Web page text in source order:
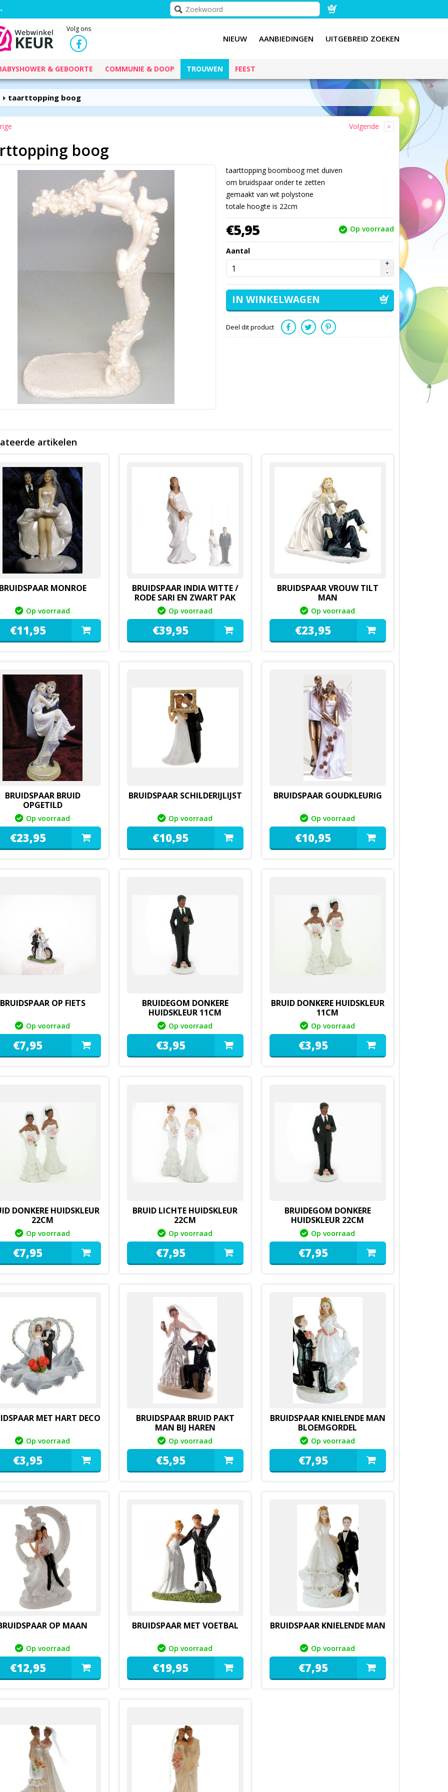
Volg ons
NIEUW AANBIEDINGEN UITGEBREID ZOEKEN
& GEBOORTE COMMUNIE & DOOP TROUWEN FEEST
taarttopping boog
Volgende
boog
taarttopping boomboog met duiven
om bruidspaar onder te zetten
gemaakt van wit polystone
totale hoogte is 22cm
€5,95 Op voorraad
Aantal
Deel dit product
artikelen
MONROE
Op voorraad
€11,95
BRUIDSPAAR INDIA WITTE /
RODE SARI EN ZWART PAK
Op voorraad
€39,95
BRUIDSPAAR VROUW TILT
MAN
Op voorraad
€23,95
BRUIDSPAAR BRUID
OPGETILD
Op voorraad
€23,95
BRUIDSPAAR SCHILDERIJLIJST
Op voorraad
€10,95
BRUIDSPAAR GOUDKLEURIG
Op voorraad
€10,95
BRUIDSPAAR OP FIETS
Op voorraad
€7,95
BRUIDEGOM DONKERE
HUIDSKLEUR 11CM
0144412B
Op voorraad
€3,95
BRUID DONKERE HUIDSKLEUR
11CM
0144413B
Op voorraad
€3,95
DONKERE HUIDSKLEUR
22CM
0144415
Op voorraad
€7,95
BRUID LICHTE HUIDSKLEUR
22CM
0144415
Op voorraad
€7,95
BRUIDEGOM DONKERE
HUIDSKLEUR 22CM
0144414B
Op voorraad
€7,95
MET HART DECO
Op voorraad
€3,95
BRUIDSPAAR BRUID PAKT
MAN BIJ HAREN
Op voorraad
€5,95
BRUIDSPAAR KNIELENDE MAN
BLOEMGORDEL
Op voorraad
€7,95
OP MAAN
Op voorraad
€12,95
BRUIDSPAAR MET VOETBAL
Op voorraad
€19,95
BRUIDSPAAR KNIELENDE MAN
Op voorraad
€7,95